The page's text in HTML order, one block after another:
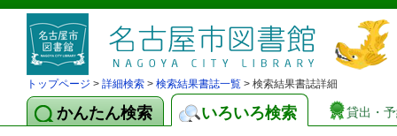
トップページ > 詳細検索 > 検索結果書誌一覧 > 検索結果書誌詳細
かんたん検索 いろいろ検索 貸出・